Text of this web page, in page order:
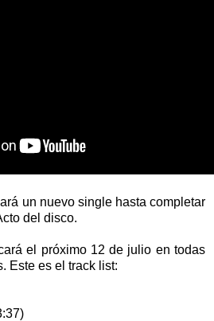
un nuevo single hasta completar
del disco.
el próximo 12 de julio en todas
Este es el track list: